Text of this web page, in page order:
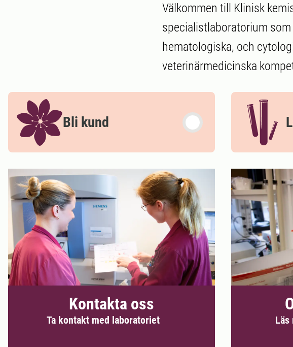
Välkommen till Klinisk
specialistlaboratorium
hematologiska, och
veterinärmedicinska
Bli kund
Kontakta oss
Ta kontakt med laboratoriet Läs